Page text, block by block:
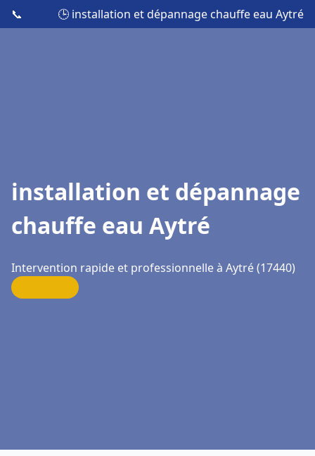
📞 🕒 installation et dépannage chauffe eau Aytré
installation et dépannage
chauffe eau Aytré
Intervention rapide et professionnelle à Aytré (17440)